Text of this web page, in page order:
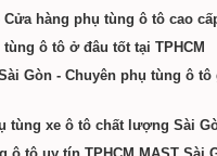
hàng phụ tùng ô tô cao
tùng ô tô ở đâu tốt tại TPHCM
Gòn - Chuyên phụ tùng ô tô
tùng xe ô tô chất lượng Sài